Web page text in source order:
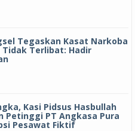
Tegaskan Kasat Narkoba
Tidak Terlibat: Hadir
Kasi Pidsus Hasbullah
Petinggi PT Angkasa Pura
Pesawat Fiktif